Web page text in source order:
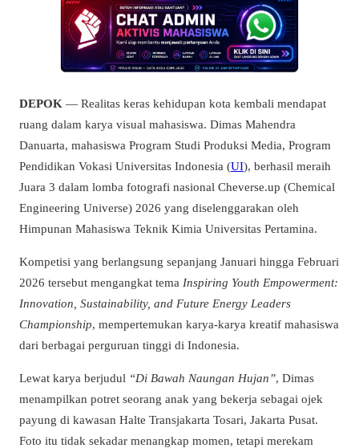
DEPOK — Realitas keras kehidupan kota kembali mendapat
ruang dalam karya visual mahasiswa. Dimas Mahendra
Danuarta, mahasiswa Program Studi Produksi Media, Program
Pendidikan Vokasi Universitas Indonesia (UI), berhasil meraih
Juara 3 dalam lomba fotografi nasional Cheverse.up (Chemical
Engineering Universe) 2026 yang diselenggarakan oleh
Himpunan Mahasiswa Teknik Kimia Universitas Pertamina.
Kompetisi yang berlangsung sepanjang Januari hingga Februari
2026 tersebut mengangkat tema Inspiring Youth Empowerment:
Innovation, Sustainability, and Future Energy Leaders
Championship, mempertemukan karya-karya kreatif mahasiswa
dari berbagai perguruan tinggi di Indonesia.
Lewat karya berjudul “Di Bawah Naungan Hujan”, Dimas
menampilkan potret seorang anak yang bekerja sebagai ojek
payung di kawasan Halte Transjakarta Tosari, Jakarta Pusat.
Foto itu tidak sekadar menangkap momen, tetapi merekam